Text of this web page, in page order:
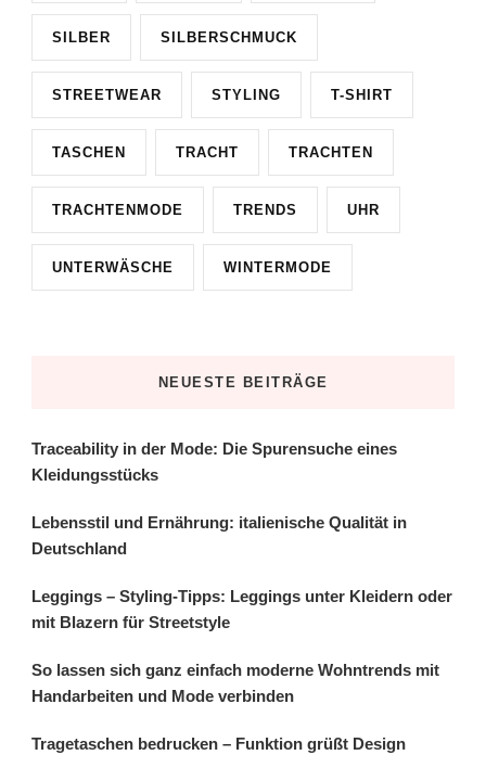
SILBER SILBERSCHMUCK
STREETWEAR STYLING T-SHIRT
TASCHEN TRACHT TRACHTEN
TRACHTENMODE TRENDS UHR
UNTERWÄSCHE WINTERMODE
NEUESTE BEITRÄGE
Traceability in der Mode: Die Spurensuche eines
Kleidungsstücks
Lebensstil und Ernährung: italienische Qualität in
Deutschland
Leggings – Styling-Tipps: Leggings unter Kleidern oder
mit Blazern für Streetstyle
So lassen sich ganz einfach moderne Wohntrends mit
Handarbeiten und Mode verbinden
Tragetaschen bedrucken – Funktion grüßt Design